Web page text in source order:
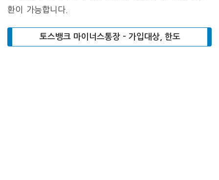
환이 가능합니다.
토스뱅크 마이너스통장 – 가입대상, 한도